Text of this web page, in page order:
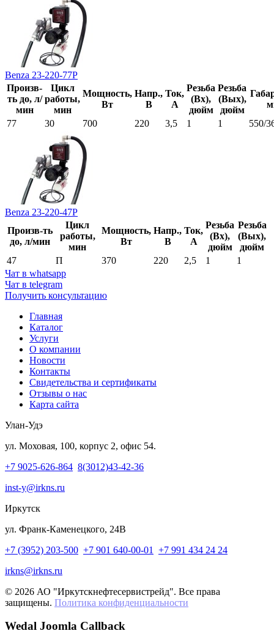
Benza 23-220-77Р
Произв-
ть до, л/
мин
Цикл
работы,
мин
Мощность,
Вт
Напр.,
В
Ток,
А
Резьба
(Вх),
дюйм
Резьба
(Вых),
дюйм
77
30 700 220 3,5 1 1 550/
Benza 23-220-47Р
Произв-ть
до, л/мин
Цикл
работы,
мин
Мощность,
Вт
Напр.,
В
Ток,
А
Резьба
(Вх),
дюйм
Резьба
(Вых),
дюйм
47
П 370 220 2,5 1
1
Чат в whatsapp
Чат в telegram
Получить консультацию
Главная
Каталог
Услуги
О компании
Новости
Контакты
Свидетельства и сертификаты
Отзывы о нас
Карта сайта
Улан-Удэ
ул. Моховая, 100, корпус 2, офис 54.
+7 9025-626-864 8(3012)43-42-36
inst-y@irkns.ru
Иркутск
ул. Франк-Каменецкого, 24В
+7 (3952) 203-500 +7 901 640-00-01
+7 991 434 24 24
irkns@irkns.ru
© 2026 АО "Иркутскнефтесервистрейд". Все права
защищены. Политика конфиденциальности
Wedal Joomla Callback